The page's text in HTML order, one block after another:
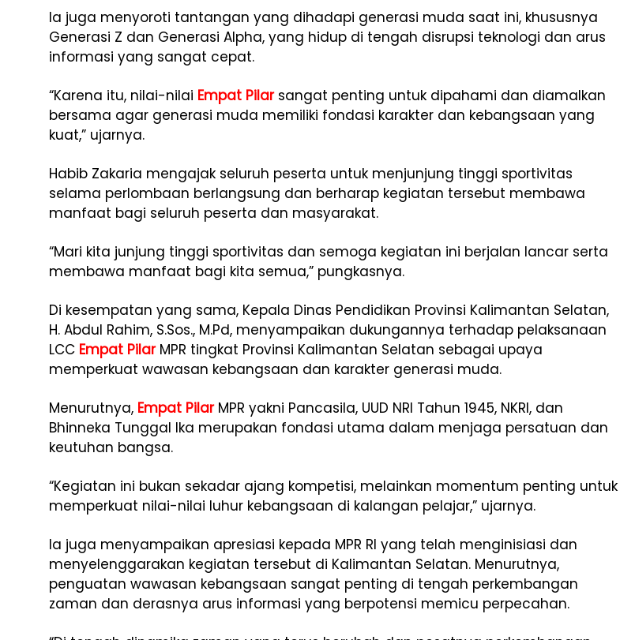
Ia juga menyoroti tantangan yang dihadapi generasi muda saat ini, khususnya
Generasi Z dan Generasi Alpha, yang hidup di tengah disrupsi teknologi dan arus
informasi yang sangat cepat.
“Karena itu, nilai-nilai Empat Pilarsangat penting untuk dipahami dan diamalkan
bersama agar generasi muda memiliki fondasi karakter dan kebangsaan yang
kuat,” ujarnya.
Habib Zakaria mengajak seluruh peserta untuk menjunjung tinggi sportivitas
selama perlombaan berlangsung dan berharap kegiatan tersebut membawa
manfaat bagi seluruh peserta dan masyarakat.
“Mari kita junjung tinggi sportivitas dan semoga kegiatan ini berjalan lancar serta
membawa manfaat bagi kita semua,” pungkasnya.
Di kesempatan yang sama, Kepala Dinas Pendidikan Provinsi Kalimantan Selatan,
H. Abdul Rahim, S.Sos., M.Pd, menyampaikan dukungannya terhadap pelaksanaan
LCC Empat PilarMPR tingkat Provinsi Kalimantan Selatan sebagai upaya
memperkuat wawasan kebangsaan dan karakter generasi muda.
Menurutnya, Empat PilarMPR yakni Pancasila, UUD NRI Tahun 1945, NKRI, dan
Bhinneka Tunggal Ika merupakan fondasi utama dalam menjaga persatuan dan
keutuhan bangsa.
“Kegiatan ini bukan sekadar ajang kompetisi, melainkan momentum penting untuk
memperkuat nilai-nilai luhur kebangsaan di kalangan pelajar,” ujarnya.
Ia juga menyampaikan apresiasi kepada MPR RI yang telah menginisiasi dan
menyelenggarakan kegiatan tersebut di Kalimantan Selatan. Menurutnya,
penguatan wawasan kebangsaan sangat penting di tengah perkembangan
zaman dan derasnya arus informasi yang berpotensi memicu perpecahan.